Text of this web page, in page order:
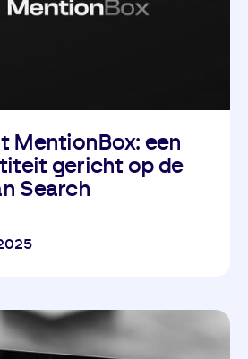
MentionBox: een
gericht op de
Search